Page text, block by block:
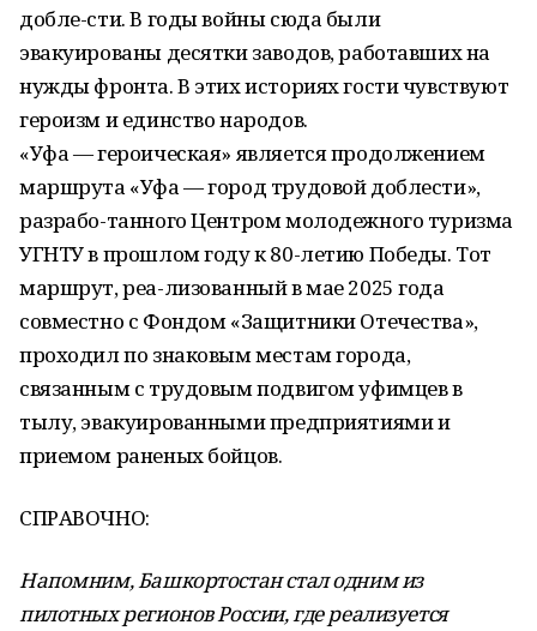
добле-сти. В годы войны сюда были
эвакуированы десятки заводов, работавших на
нужды фронта. В этих историях гости чувствуют
героизм и единство народов.
«Уфа — героическая» является продолжением
маршрута «Уфа — город трудовой доблести»,
разрабо-танного Центром молодежного туризма
УГНТУ в прошлом году к 80-летию Победы. Тот
маршрут, реа-лизованный в мае 2025 года
совместно с Фондом «Защитники Отечества»,
проходил по знаковым местам города,
связанным с трудовым подвигом уфимцев в
тылу, эвакуированными предприятиями и
приемом раненых бойцов.
СПРАВОЧНО:
Напомним, Башкортостан стал одним из
пилотных регионов России, где реализуется